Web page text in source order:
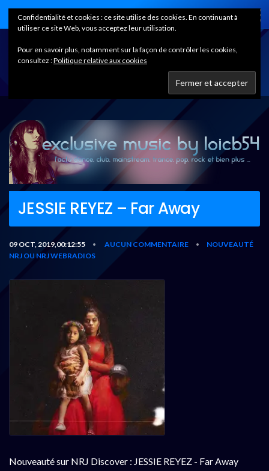
Home
JESSIE REYEZ – Far Away
09 OCT, 2019,00:12:55 • AUCUN COMMENTAIRE •
NOUVEAUTÉ
NRJ OU NRJ WEBRADIOS
Nouveauté sur NRJ Discover : JESSIE REYEZ - Far Away
Confidentialité et cookies : ce site utilise des cookies. En continuant à
utiliser ce site Web, vous acceptez leur utilisation.
Pour en savoir plus, notamment sur la façon de contrôler les cookies,
consultez :Politique relative aux cookies